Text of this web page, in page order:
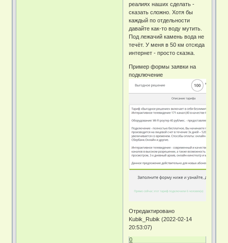
реалиях наших сделать -
сказать сложно. Хотя бы
каждый по отдельности
давайте как-то воду мутить.
Под лежачий камень вода не
течёт. У меня в 50 км отсюда
интернет - просто сказка.
Пример формы заявки на
подключение
Отредактировано
Kubik_Rubik (2022-02-14
20:53:07)
0